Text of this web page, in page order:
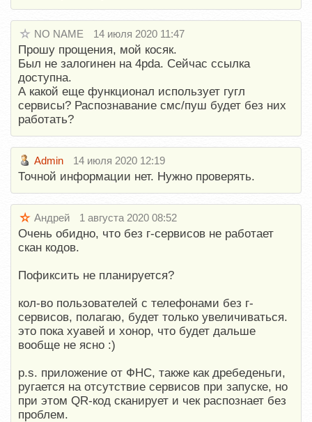
NO NAME 14 июля 2020 11:47
Прошу прощения, мой косяк.
Был не залогинен на 4pda. Сейчас ссылка
доступна.
А какой еще функционал использует гугл
сервисы? Распознавание смс/пуш будет без них
работать?
Admin 14 июля 2020 12:19
Точной информации нет. Нужно проверять.
Андрей 1 августа 2020 08:52
Очень обидно, что без г-сервисов не работает
скан кодов.
Пофиксить не планируется?
кол-во пользователей с телефонами без г-
сервисов, полагаю, будет только увеличиваться.
это пока хуавей и хонор, что будет дальше
вообще не ясно :)
p.s. приложение от ФНС, также как дребеденьги,
ругается на отсутствие сервисов при запуске, но
при этом QR-код сканирует и чек распознает без
проблем.